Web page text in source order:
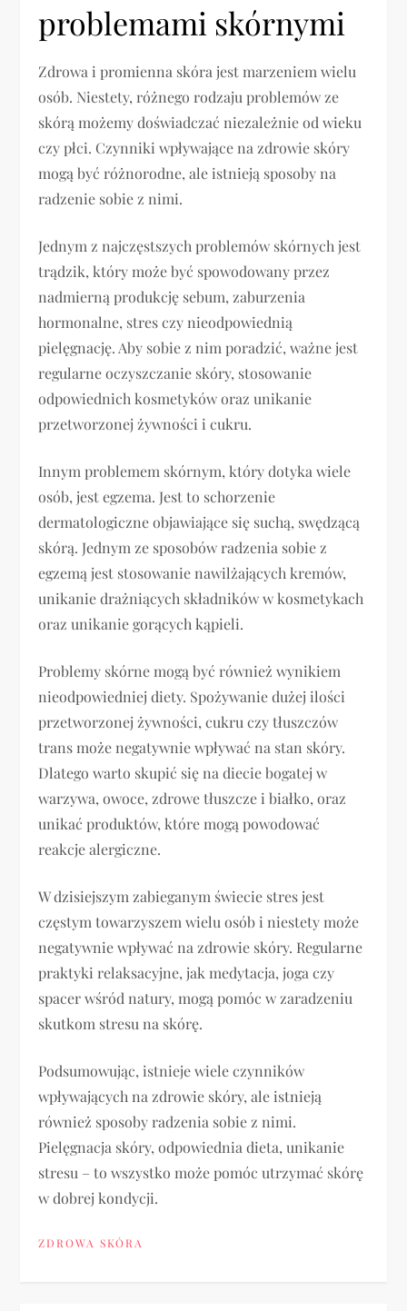
problemami skórnymi
Zdrowa i promienna skóra jest marzeniem wielu
osób. Niestety, różnego rodzaju problemów ze
skórą możemy doświadczać niezależnie od wieku
czy płci. Czynniki wpływające na zdrowie skóry
mogą być różnorodne, ale istnieją sposoby na
radzenie sobie z nimi.
Jednym z najczęstszych problemów skórnych jest
trądzik, który może być spowodowany przez
nadmierną produkcję sebum, zaburzenia
hormonalne, stres czy nieodpowiednią
pielęgnację. Aby sobie z nim poradzić, ważne jest
regularne oczyszczanie skóry, stosowanie
odpowiednich kosmetyków oraz unikanie
przetworzonej żywności i cukru.
Innym problemem skórnym, który dotyka wiele
osób, jest egzema. Jest to schorzenie
dermatologiczne objawiające się suchą, swędzącą
skórą. Jednym ze sposobów radzenia sobie z
egzemą jest stosowanie nawilżających kremów,
unikanie drażniących składników w kosmetykach
oraz unikanie gorących kąpieli.
Problemy skórne mogą być również wynikiem
nieodpowiedniej diety. Spożywanie dużej ilości
przetworzonej żywności, cukru czy tłuszczów
trans może negatywnie wpływać na stan skóry.
Dlatego warto skupić się na diecie bogatej w
warzywa, owoce, zdrowe tłuszcze i białko, oraz
unikać produktów, które mogą powodować
reakcje alergiczne.
W dzisiejszym zabieganym świecie stres jest
częstym towarzyszem wielu osób i niestety może
negatywnie wpływać na zdrowie skóry. Regularne
praktyki relaksacyjne, jak medytacja, joga czy
spacer wśród natury, mogą pomóc w zaradzeniu
skutkom stresu na skórę.
Podsumowując, istnieje wiele czynników
wpływających na zdrowie skóry, ale istnieją
również sposoby radzenia sobie z nimi.
Pielęgnacja skóry, odpowiednia dieta, unikanie
stresu – to wszystko może pomóc utrzymać skórę
w dobrej kondycji.
ZDROWA SKÓRA